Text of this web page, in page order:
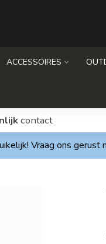
ACCESSOIRES
contact
Vraag ons gerust